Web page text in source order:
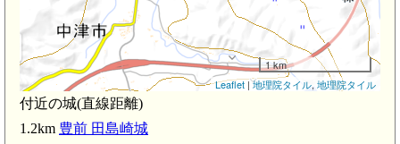
1 km
Leaflet|地理院タイル, 地理院タイル
付近の城(直線距離)
1.2km 豊前 田島崎城